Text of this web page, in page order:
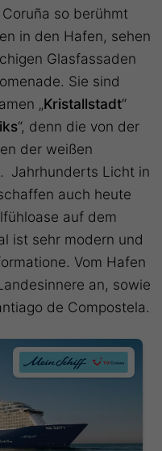
so berühmt
in den Hafen, sehen
Glasfassaden
Sie sind
„Kristallstadt“
“, denn die von der
der weißen
Jahrhunderts Licht in
auch heute
auf dem
ist sehr modern und
Vom Hafen
an, sowie
de Compostela.